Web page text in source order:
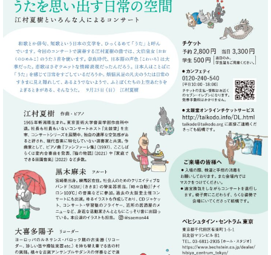
ラ
ィ
シ
ョ
ン
W.
ホ
フ
マ
ン
ヴ
ィ
ジ
ョ
ン
ー
ス
タ
ッ
フ
挨
拶
技
術
者
紹
介
展示
情報
【ユ
ーロ